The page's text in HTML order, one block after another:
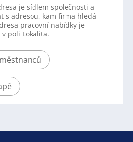
je sídlem společnosti a
s adresou, kam firma hledá
pracovní nabídky je
poli Lokalita.